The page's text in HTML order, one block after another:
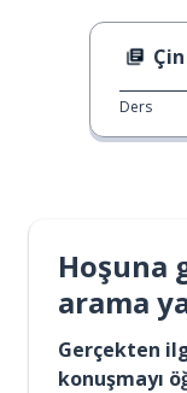
Ders
Hoşuna
arama
Gerçekten
konuşmayı